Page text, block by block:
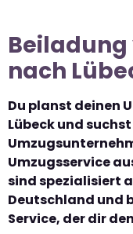
Beiladung
nach
Du planst deinen
Lübeck und
Umzugsservice
sind spezialisiert
Deutschland und
Service, der dir